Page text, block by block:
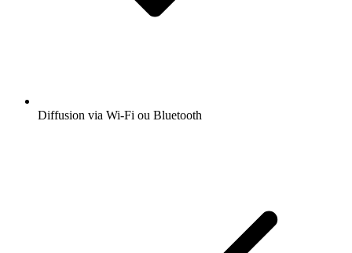
Diffusion via Wi-Fi ou Bluetooth